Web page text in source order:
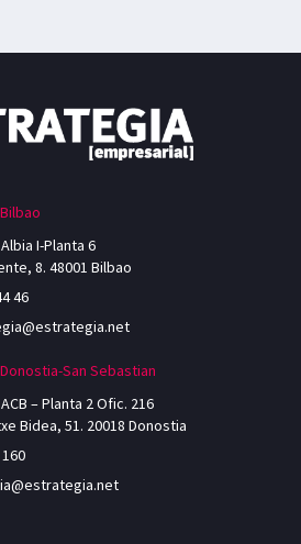
I-Planta 6
8. 48001 Bilbao
46
San Sebastian
– Planta 2 Ofic. 216
Bidea, 51. 20018 Donostia